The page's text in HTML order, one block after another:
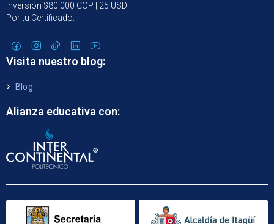
Inversión $80.000 COP | 25 USD
Por tu Certificado.
Visita nuestro blog:
Blog
Alianza educativa con: